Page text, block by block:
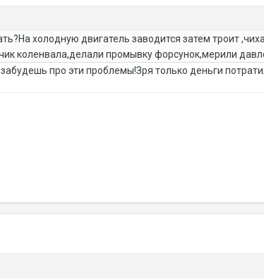
холодную двигатель заводится затем троит
промывку форсунок,мерили
про эти проблемы!Зря только деньги